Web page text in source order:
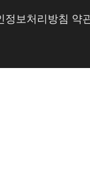
정보처리방침 약